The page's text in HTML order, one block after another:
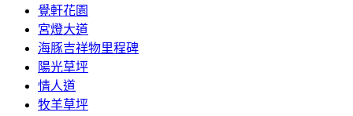
覺軒花園
宮燈大道
海豚吉祥物里程碑
陽光草坪
情人道
牧羊草坪